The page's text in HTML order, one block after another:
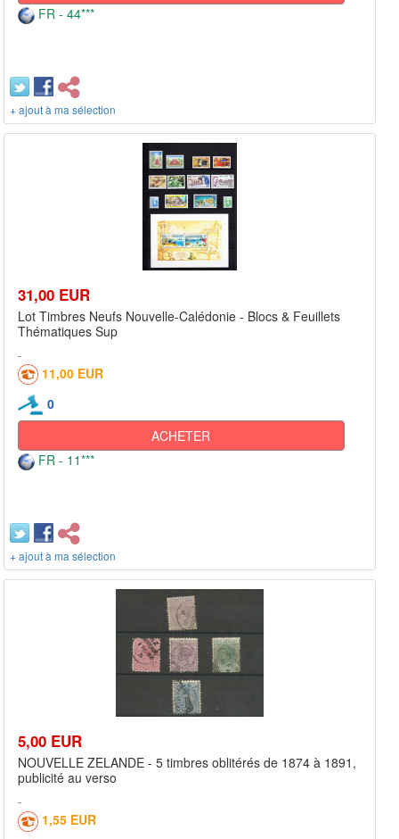
FR - 44***
+ ajout à ma sélection
31,00 EUR
Lot Timbres Neufs Nouvelle-Calédonie - Blocs & Feuillets
Thématiques Sup
11,00 EUR
0
ACHETER
FR - 11***
+ ajout à ma sélection
5,00 EUR
NOUVELLE ZELANDE - 5 timbres oblitérés de 1874 à 1891,
publicité au verso
1,55 EUR